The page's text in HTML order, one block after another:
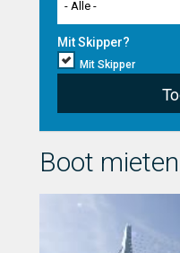
- Alle -
Mit Skipper?
Mit Skipper
Boot